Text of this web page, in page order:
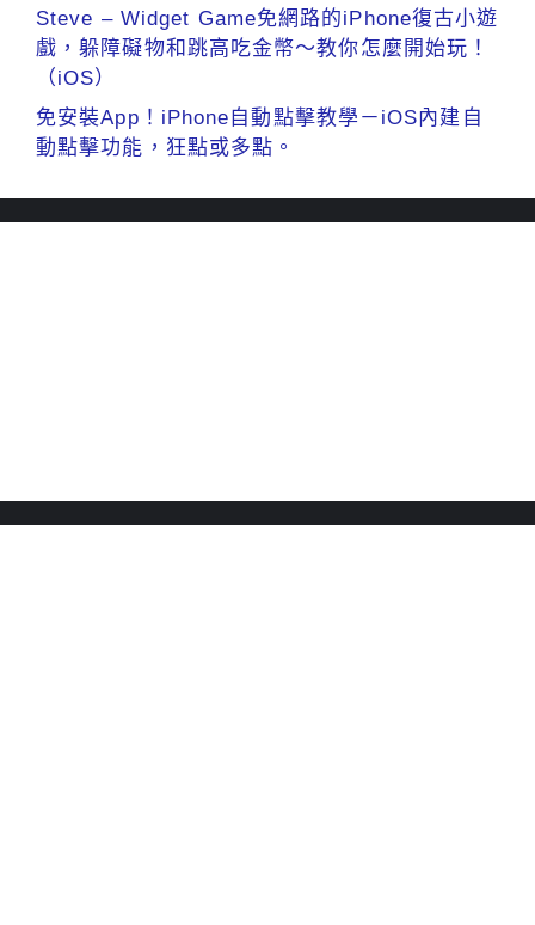
Steve – Widget Game免網路的iPhone復古小遊
戲，躲障礙物和跳高吃金幣～教你怎麼開始玩！
（iOS）
免安裝App！iPhone自動點擊教學－iOS內建自
動點擊功能，狂點或多點。